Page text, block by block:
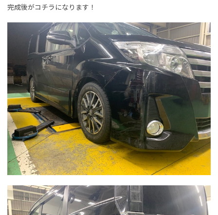
完成後がコチラになります！